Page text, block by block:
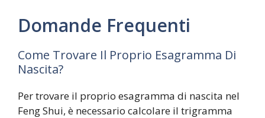
Domande Frequenti
Come Trovare Il Proprio Esagramma Di
Nascita?
Per trovare il proprio esagramma di nascita nel
Feng Shui, è necessario calcolare il trigramma